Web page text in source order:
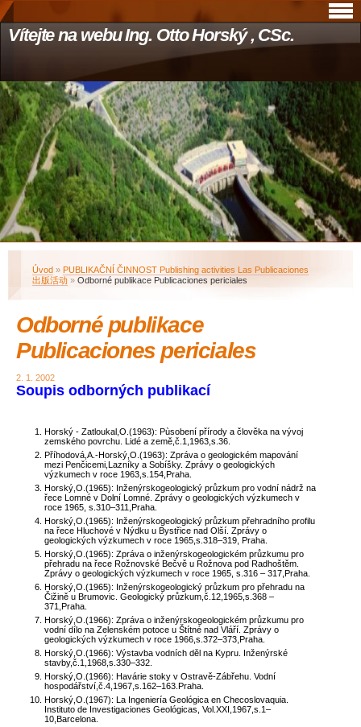
Vítejte na webu Ing. Otto Horský , CSc.
Úvod » PUBLIKAČNÍ ČINNOST Publishing activities Las Publicaciones
出版活动 » Odborné publikace Publicaciones periciales
Odborné publikace
Publicaciones periciales
2. 1. 2002
Soupis odborných publikací
Horský - Zatloukal,O.(1963): Pùsobení přírody a člověka na vývoj
zemského povrchu. Lidé a země,č.1,1963,s.36.
Příhodová,A.-Horský,O.(1963): Zpráva o geologickém mapování
mezi Penčicemi,Lazníky a Sobíšky. Zprávy o geologických
výzkumech v roce 1963,s.154,Praha.
Horský,O.(1965): Inženýrskogeologický průzkum pro vodní nádrž na
řece Lomné v Dolní Lomné. Zprávy o geologických výzkumech v
roce 1965, s.310–311,Praha.
Horský,O.(1965): Inženýrskogeologický průzkum přehradního profilu
na řece Hluchové v Nýdku u Bystřice nad Olší. Zprávy o
geologických výzkumech v roce 1965,s.318–319, Praha.
Horský,O.(1965): Zpráva o inženýrskogeologickém průzkumu pro
přehradu na řece Rožnovské Bečvě u Rožnova pod Radhoštěm.
Zprávy o geologických výzkumech v roce 1965, s.316 – 317,Praha.
Horský,O.(1965): Inženýrskogeologický průzkum pro přehradu na
Čižině u Brumovic. Geologický průzkum,č.12,1965,s.368 –
371,Praha.
Horský,O.(1966): Zpráva o inženýrskogeologickém průzkumu pro
vodní dílo na Zelenském potoce u Štítné nad Vláří. Zprávy o
geologických výzkumech v roce 1966,s.372–373,Praha.
Horský,O.(1966): Výstavba vodních děl na Kypru. Inženýrské
stavby,č.1,1968,s.330–332.
Horský,O.(1966): Havárie stoky v Ostravě-Zábřehu. Vodní
hospodářství,č.4,1967,s.162–163.Praha.
Horský,O.(1967): La Ingeniería Geológica en Checoslovaquia.
Instituto de Investigaciones Geológicas, Vol.XXI,1967,s.1–
10,Barcelona.